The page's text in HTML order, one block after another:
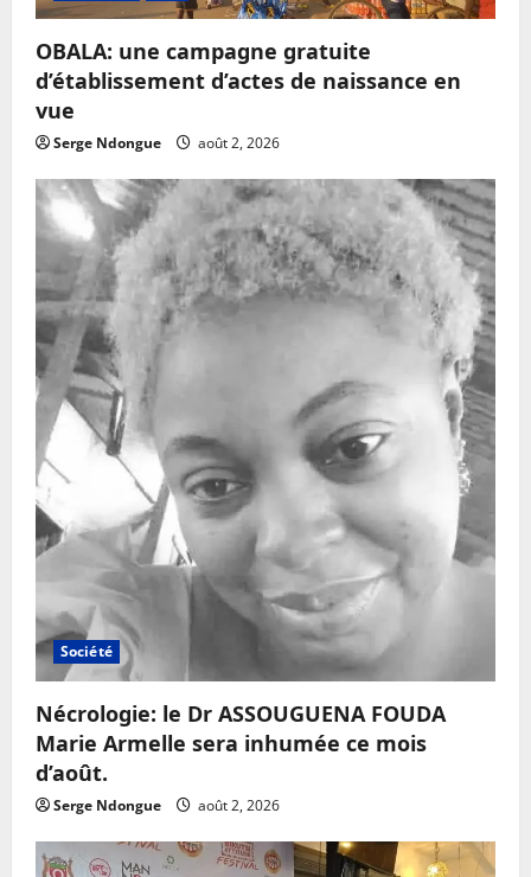
OBALA: une campagne gratuite
d’établissement d’actes de naissance en
vue
Serge Ndongue août 2, 2026
Société
Nécrologie: le Dr ASSOUGUENA FOUDA
Marie Armelle sera inhumée ce mois
d’août.
Serge Ndongue août 2, 2026